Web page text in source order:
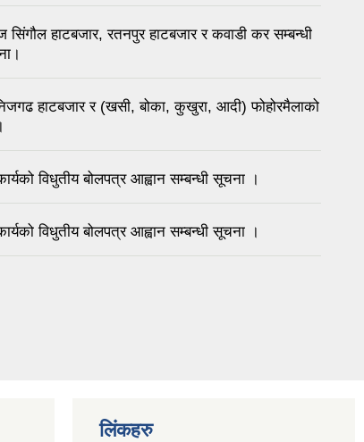
हाटबजार, रतनपुर हाटबजार र कवाडी कर सम्बन्धी
हाटबजार र (खसी, बोका, कुखुरा, आदी) फोहोरमैलाको
विधुतीय बोलपत्र आह्वान सम्बन्धी सूचना ।
विधुतीय बोलपत्र आह्वान सम्बन्धी सूचना ।
लिंकहरु